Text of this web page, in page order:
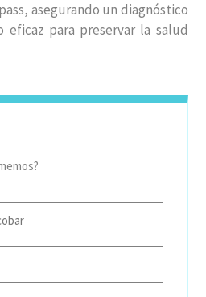
asegurando un diagnóstico
eficaz para preservar la salud